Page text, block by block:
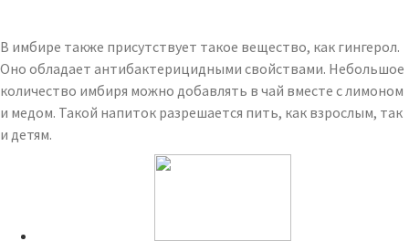
В имбире также присутствует такое вещество, как гингерол.
Оно обладает антибактерицидными свойствами. Небольшое
количество имбиря можно добавлять в чай вместе с лимоном
и медом. Такой напиток разрешается пить, как взрослым, так
и детям.